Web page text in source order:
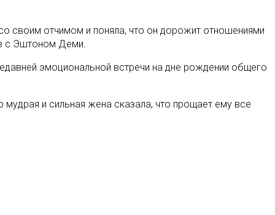
своим отчимом и поняла, что он дорожит отношениями
с Эштоном Деми.
эмоциональной встречи на дне рождении общего
и сильная жена сказала, что прощает ему все